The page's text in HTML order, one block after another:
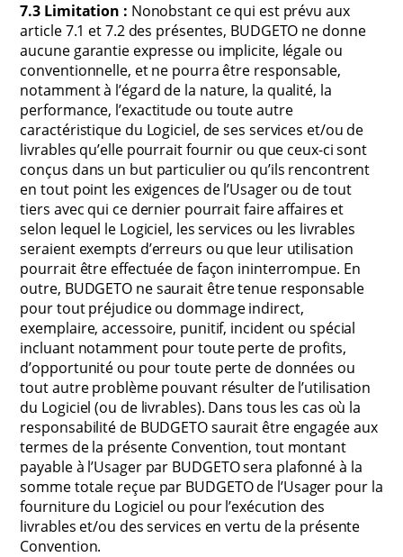
7.3 Limitation : Nonobstant ce qui est prévu aux
article 7.1 et 7.2 des présentes, BUDGETO ne donne
aucune garantie expresse ou implicite, légale ou
conventionnelle, et ne pourra être responsable,
notamment à l’égard de la nature, la qualité, la
performance, l’exactitude ou toute autre
caractéristique du Logiciel, de ses services et/ou de
livrables qu’elle pourrait fournir ou que ceux-ci sont
conçus dans un but particulier ou qu’ils rencontrent
en tout point les exigences de l’Usager ou de tout
tiers avec qui ce dernier pourrait faire affaires et
selon lequel le Logiciel, les services ou les livrables
seraient exempts d’erreurs ou que leur utilisation
pourrait être effectuée de façon ininterrompue. En
outre, BUDGETO ne saurait être tenue responsable
pour tout préjudice ou dommage indirect,
exemplaire, accessoire, punitif, incident ou spécial
incluant notamment pour toute perte de profits,
d’opportunité ou pour toute perte de données ou
tout autre problème pouvant résulter de l’utilisation
du Logiciel (ou de livrables). Dans tous les cas où la
responsabilité de BUDGETO saurait être engagée aux
termes de la présente Convention, tout montant
payable à l’Usager par BUDGETO sera plafonné à la
somme totale reçue par BUDGETO de l’Usager pour la
fourniture du Logiciel ou pour l’exécution des
livrables et/ou des services en vertu de la présente
Convention.